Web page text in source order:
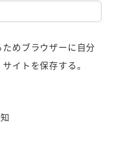
めブラウザーに自分
イトを保存する。